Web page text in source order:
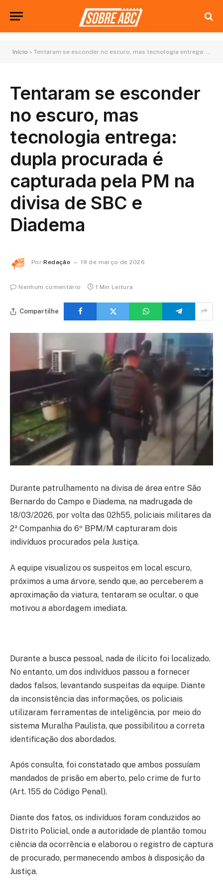
Início » Tentaram se esconder no escuro, mas tecnologia entrega: dupla procurada é capturada pela PM na divisa de SBC e Diadema
Tentaram se esconder
no escuro, mas
tecnologia entrega:
dupla procurada é
capturada pela PM na
divisa de SBC e
Diadema
Por Redação 19 de março de 2026
Nenhum comentário 1 Min Leitura
Compartilhe
Durante patrulhamento na divisa de área entre São
Bernardo do Campo e Diadema, na madrugada de
18/03/2026, por volta das 02h55, policiais militares da
2ª Companhia do 6º BPM/M capturaram dois
indivíduos procurados pela Justiça.
A equipe visualizou os suspeitos em local escuro,
próximos a uma árvore, sendo que, ao perceberem a
aproximação da viatura, tentaram se ocultar, o que
motivou a abordagem imediata.
Durante a busca pessoal, nada de ilícito foi localizado.
No entanto, um dos indivíduos passou a fornecer
dados falsos, levantando suspeitas da equipe. Diante
da inconsistência das informações, os policiais
utilizaram ferramentas de inteligência, por meio do
sistema Muralha Paulista, que possibilitou a correta
identificação dos abordados.
Após consulta, foi constatado que ambos possuíam
mandados de prisão em aberto, pelo crime de furto
(Art. 155 do Código Penal).
Diante dos fatos, os indivíduos foram conduzidos ao
Distrito Policial, onde a autoridade de plantão tomou
ciência da ocorrência e elaborou o registro de captura
de procurado, permanecendo ambos à disposição da
Justiça.